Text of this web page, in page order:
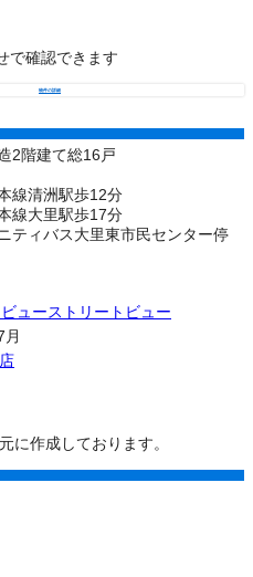
で確認できます
物件の詳細
2階建て総16戸
線清洲駅歩12分
線大里駅歩17分
ティバス大里東市民センター停
ストリートビュー
に作成しております。